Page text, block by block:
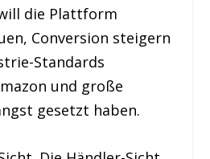
die Plattform
Conversion steigern
Standards
und große
gesetzt haben.